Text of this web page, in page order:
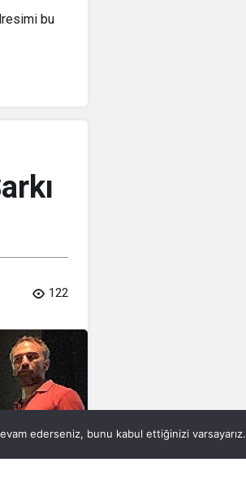
bu
122
ederseniz, bunu kabul ettiğinizi varsayarız.